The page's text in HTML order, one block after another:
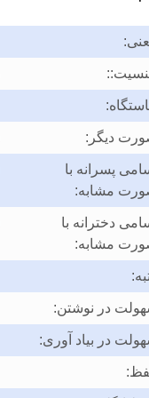
دیگر:
پسرانه با
مشابه:
دخترانه با
مشابه:
در نوشتن:
در بیاد آوری: